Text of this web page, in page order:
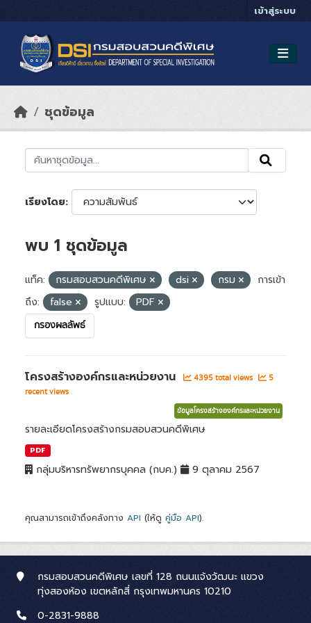
เข้าสู่ระบบ
ชุดข้อมูล
เรียงโดย
พบ 1 ชุดข้อมูล
แท็ค: กรมสอบสวนคดีพิเศษ dsi กรม
การเข้า
ถึง:
false รูปแบบ: PDF
กรองผลลัพธ์
โครงสร้างองค์กรและหน่วยงาน 4395 total views
5
recent views
ข้อมูลโครงสร้างองค์กรและหน่วยงาน
รายละเอียดโครงสร้างกรมสอบสวนคดีพิเศษ
PDF
กลุ่มบริหารทรัพยากรบุคคล (กบค.) 9 ตุลาคม 2567
คุณสามารถเข้าถึงคลังทาง API (ให้ดู คู่มือ API).
กรมสอบสวนคดีพิเศษ เลขที่ 128 ถนนแจ้งวัฒนะ แขวง
ทุ่งสองห้อง เขตหลักสี่ กรุงเทพมหานคร 10210
0-2831-9888